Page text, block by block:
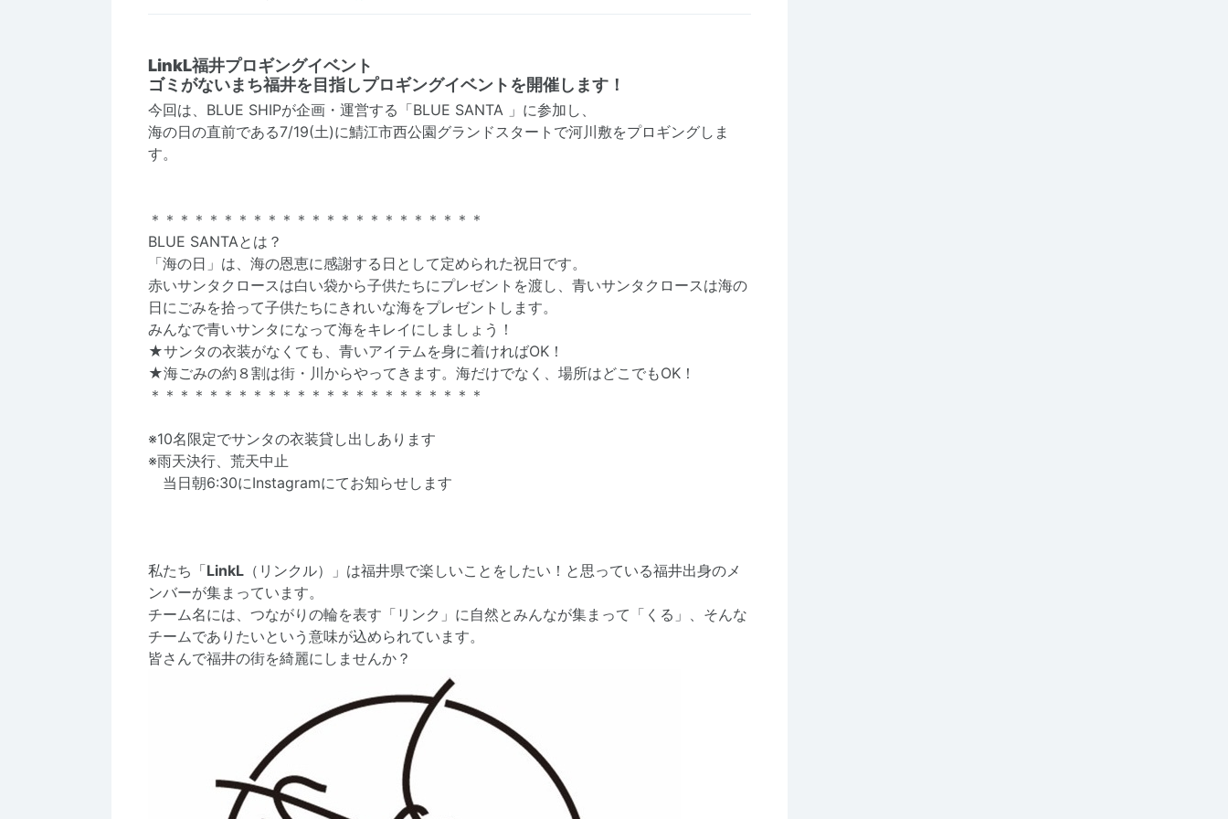
LinkL福井プロギングイベント
ゴミがないまち福井を目指しプロギングイベントを開催します！
今回は、BLUE SHIPが企画・運営する「BLUE SANTA 」に参加し、
海の日の直前である7/19(土)に鯖江市西公園グランドスタートで河川敷をプロギングしま
す。
＊＊＊＊＊＊＊＊＊＊＊＊＊＊＊＊＊＊＊＊＊＊＊
BLUE SANTAとは？
「海の日」は、海の恩恵に感謝する日として定められた祝日です。
赤いサンタクロースは白い袋から子供たちにプレゼントを渡し、青いサンタクロースは海の
日にごみを拾って子供たちにきれいな海をプレゼントします。
みんなで青いサンタになって海をキレイにしましょう！
★サンタの衣装がなくても、青いアイテムを身に着ければOK！
★海ごみの約８割は街・川からやってきます。海だけでなく、場所はどこでもOK！
＊＊＊＊＊＊＊＊＊＊＊＊＊＊＊＊＊＊＊＊＊＊＊
※10名限定でサンタの衣装貸し出しあります
※雨天決行、荒天中止
当日朝6:30にInstagramにてお知らせします
私たち「LinkL （リンクル）」は福井県で楽しいことをしたい！と思っている福井出身のメ
ンバーが集まっています。
チーム名には、つながりの輪を表す「リンク」に自然とみんなが集まって「くる」、そんな
チームでありたいという意味が込められています。
皆さんで福井の街を綺麗にしませんか？